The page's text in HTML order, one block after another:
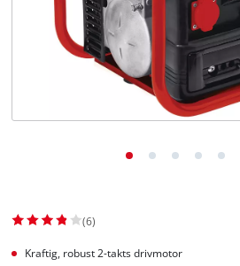
English
(6)
Kraftig, robust 2-takts drivmotor